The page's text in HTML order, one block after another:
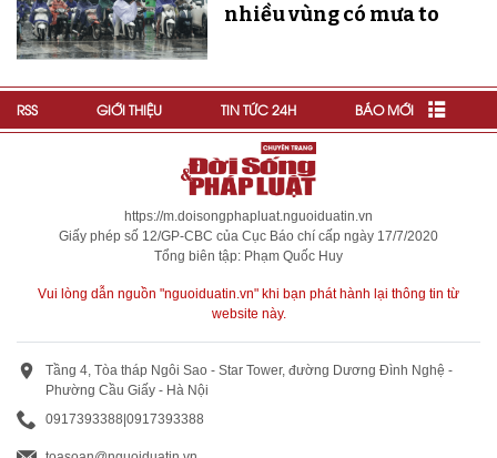
nhiều vùng có mưa to
RSS GIỚI THIỆU TIN TỨC 24H BÁO MỚI
https://m.doisongphapluat.nguoiduatin.vn
Giấy phép số 12/GP-CBC của Cục Báo chí cấp ngày 17/7/2020
Tổng biên tập: Phạm Quốc Huy
Vui lòng dẫn nguồn "nguoiduatin.vn" khi bạn phát hành lại thông tin từ
website này.
Tầng 4, Tòa tháp Ngôi Sao - Star Tower, đường Dương Đình Nghệ -
Phường Cầu Giấy - Hà Nội
0917393388|0917393388